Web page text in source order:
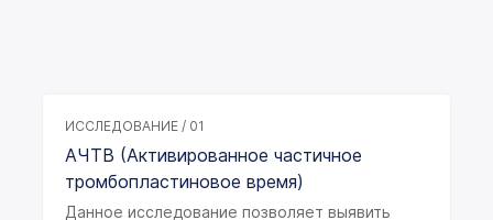
ИССЛЕДОВАНИЕ / 01
АЧТВ (Активированное частичное
тромбопластиновое время)
Данное исследование позволяет выявить